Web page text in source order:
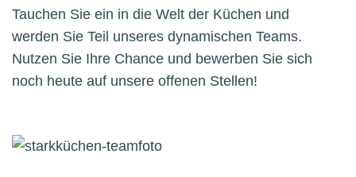
Tauchen Sie ein in die Welt der Küchen und
werden Sie Teil unseres dynamischen Teams.
Nutzen Sie Ihre Chance und bewerben Sie sich
noch heute auf unsere offenen Stellen!